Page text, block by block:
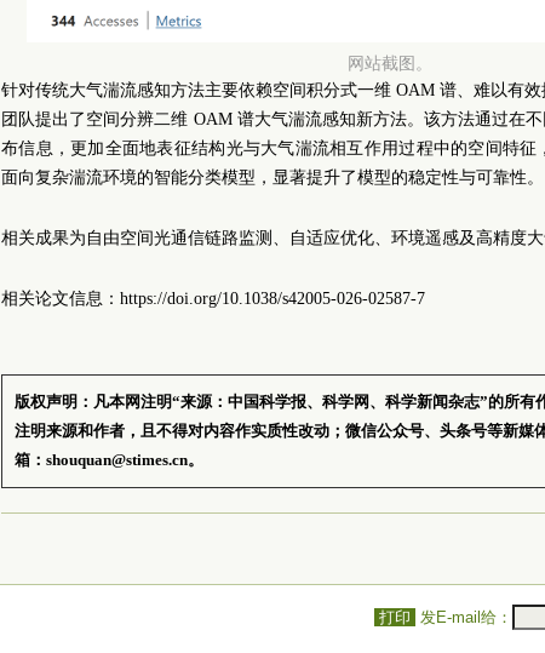
网站截图。
针对传统大气湍流感知方法主要依赖空间积分式一维 OAM 谱、难以有效
团队提出了空间分辨二维 OAM 谱大气湍流感知新方法。该方法通过在
布信息，更加全面地表征结构光与大气湍流相互作用过程中的空间特征
面向复杂湍流环境的智能分类模型，显著提升了模型的稳定性与可靠性。
相关成果为自由空间光通信链路监测、自适应优化、环境遥感及高精度
相关论文信息：https://doi.org/10.1038/s42005-026-02587-7
版权声明：凡本网注明“来源：中国科学报、科学网、科学新闻杂志”的所有
注明来源和作者，且不得对内容作实质性改动；微信公众号、头条号等新媒
箱：shouquan@stimes.cn。
打印 发E-mail给：